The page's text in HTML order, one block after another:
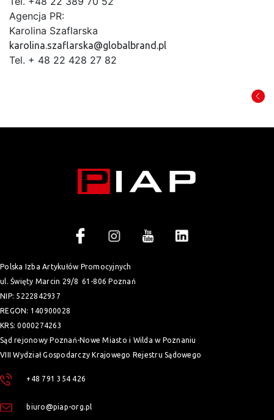
Agencja PR:
Karolina Szaflarska
karolina.szaflarska@globalbrand.pl
Tel. + 48 22 428 27 82
Polska Izba Artykułów Promocyjnych
ul. Święty Marcin 29/8 61-806 Poznań
NIP: 5222842937
REGON: 140900028
KRS: 0000274263
Sąd rejonowy Poznań-Nowe Miasto i Wilda w Poznaniu
VIII Wydział Gospodarczy Krajowego Rejestru Sądowego
+48 791 354 426
biuro@piap-org.pl